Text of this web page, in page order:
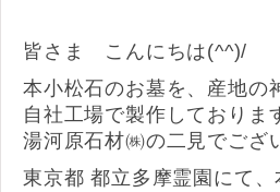
皆さま こんにちは(^^)/
本小松石のお墓を、産地の
自社工場で製作しておりま
湯河原石材㈱の二見でござ
東京都 都立多摩霊園にて